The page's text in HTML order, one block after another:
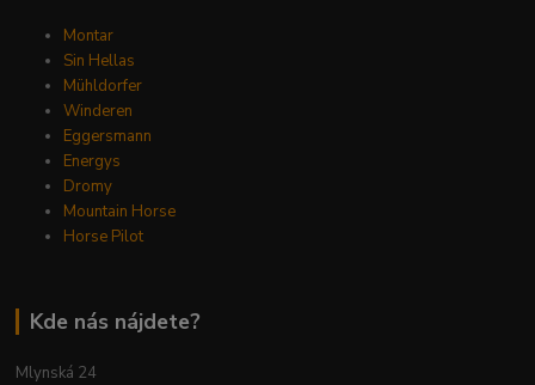
Montar
Sin Hellas
Mühldorfer
Winderen
Eggersmann
Energys
Dromy
Mountain Horse
Horse Pilot
Kde nás nájdete?
Mlynská 24